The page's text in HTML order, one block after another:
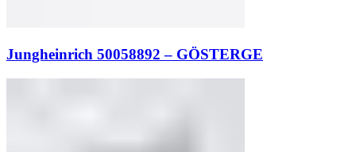
Jungheinrich 50058892 – GÖSTERGE